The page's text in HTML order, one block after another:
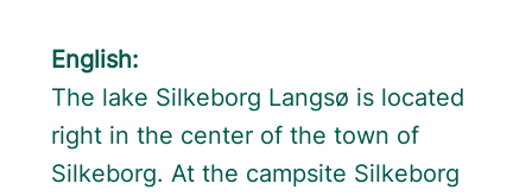
English:
The lake Silkeborg Langsø is located
right in the center of the town of
Silkeborg. At the campsite Silkeborg